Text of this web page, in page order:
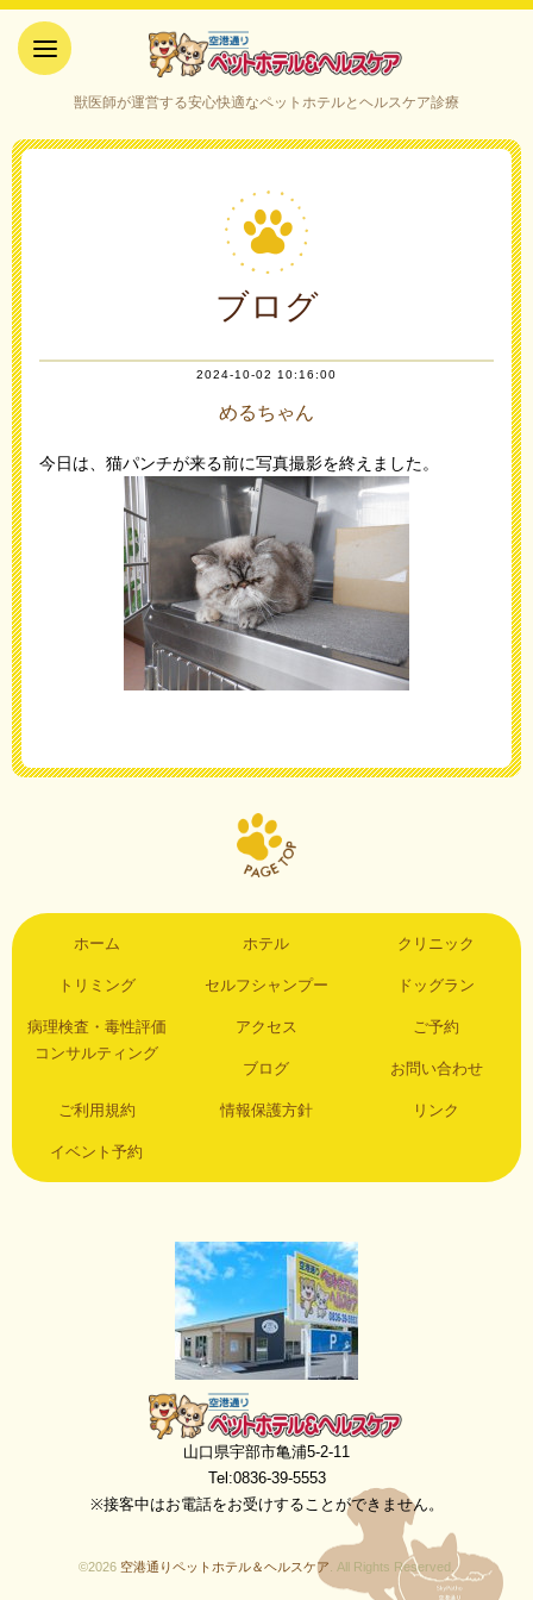
ケア｜山口県宇部市
獣医師が運営する安心快適なペットホテルとヘルスケア診療
ブログ
2024-10-02 10:16:00
めるちゃん
今日は、猫パンチが来る前に写真撮影を終えました。
ホーム ホテル クリニック
トリミング セルフシャンプー ドッグラン
病理検査・毒性評価
コンサルティング
アクセス ご予約
ブログ お問い合わせ
ご利用規約 情報保護方針 リンク
イベント予約
空港通りペットホテル＆ヘルスケア
山口県宇部市亀浦5-2-11
Tel:0836-39-5553
※接客中はお電話をお受けすることができません。
©2026 空港通りペットホテル＆ヘルスケア . All Rights Reserved.